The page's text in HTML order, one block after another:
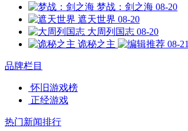
梦战：剑之海 08-20
遮天世界 08-20
大周列国志 08-20
诡秘之主
08-21
品牌栏目
怀旧游戏榜
正经游戏
热门新闻排行